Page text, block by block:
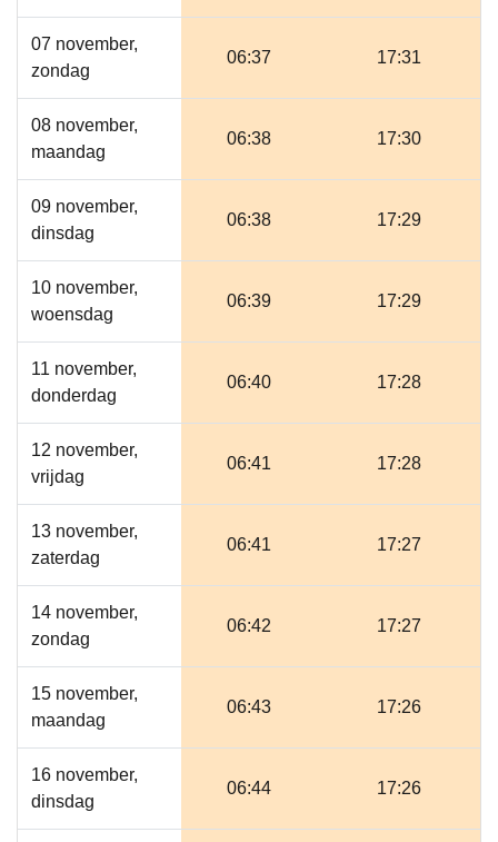
07 november,
zondag
06:37 17:31
08 november,
maandag
06:38 17:30
09 november,
dinsdag
06:38 17:29
10 november,
woensdag
06:39 17:29
11 november,
donderdag
06:40 17:28
12 november,
vrijdag
06:41 17:28
13 november,
zaterdag
06:41 17:27
14 november,
zondag
06:42 17:27
15 november,
maandag
06:43 17:26
16 november,
dinsdag
06:44 17:26